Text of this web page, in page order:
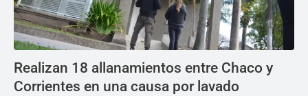
Realizan 18 allanamientos entre Chaco y
Corrientes en una causa por lavado